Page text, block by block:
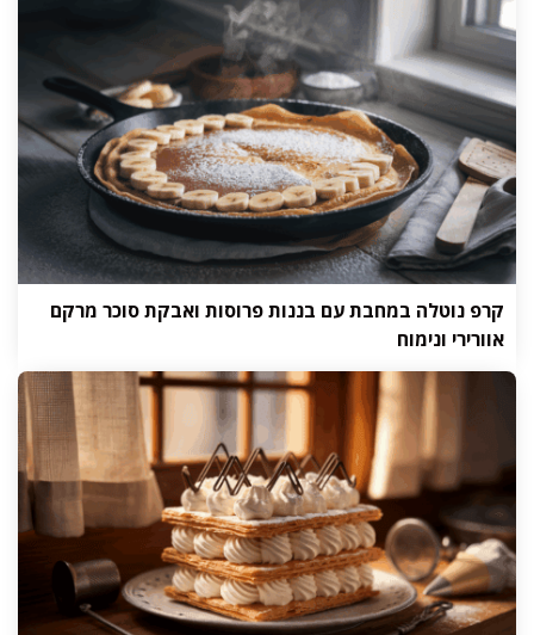
קרפ נוטלה במחבת עם בננות פרוסות ואבקת סוכר מרקם
אוורירי ונימוח